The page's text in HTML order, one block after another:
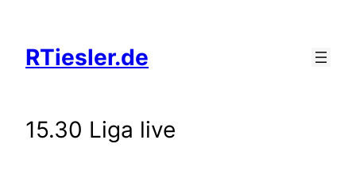
springen
RTiesler.de
15.30 Liga live